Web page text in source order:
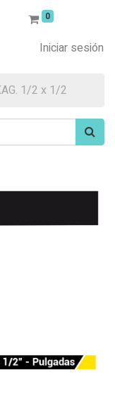
0
Iniciar sesión
1/2 x 1/2